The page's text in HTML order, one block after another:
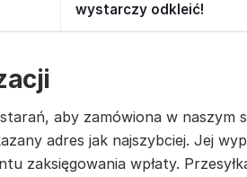
wystarczy odkleić!
starań, aby zamówiona w
adres jak najszybciej. Jej
zaksięgowania wpłaty.